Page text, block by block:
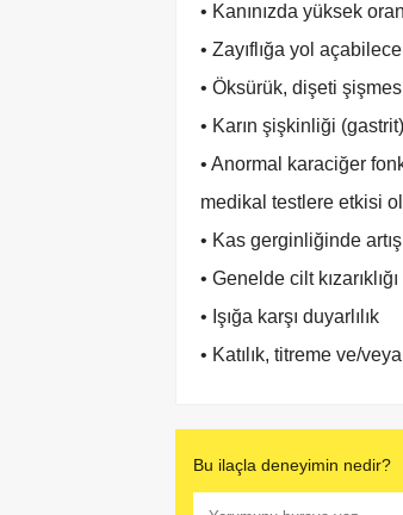
• Kanınızda yüksek
• Zayıflığa yol
• Öksürük, dişeti
• Karın şişkinliği (gastrit)
• Anormal karaciğer
medikal testlere etkisi
• Kas gerginliğinde artış
• Genelde cilt
• Işığa karşı duyarlılık
• Katılık, titreme ve/
Bu ilaçla deneyimin nedir?